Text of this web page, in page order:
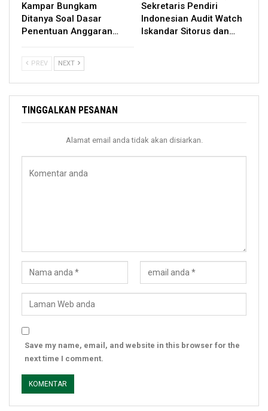
Kampar Bungkam
Ditanya Soal Dasar
Penentuan Anggaran…
Sekretaris Pendiri
Indonesian Audit Watch
Iskandar Sitorus dan…
PREV NEXT
TINGGALKAN PESANAN
Alamat email anda tidak akan disiarkan.
Save my name, email, and website in this browser for the
next time I comment.